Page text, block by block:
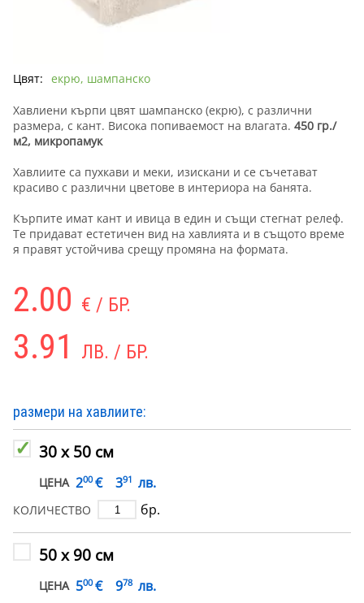
Цвят: екрю, шампанско
Хавлиени кърпи цвят шампанско (екрю), с различни
размера, с кант. Висока попиваемост на влагата. 450 гр./
м2, микропамук
Хавлиите са пухкави и меки, изискани и се съчетават
красиво с различни цветове в интериора на банята.
Кърпите имат кант и ивица в един и същи стегнат релеф.
Те придават естетичен вид на хавлията и в същото време
я правят устойчива срещу промяна на формата.
2.00 € / БР.
3.91 ЛВ. / БР.
размери на хавлиите:
30 х 50 см
ЦЕНА 200 € 391 лв.
КОЛИЧЕСТВО бр.
50 х 90 см
ЦЕНА 500 € 978 лв.